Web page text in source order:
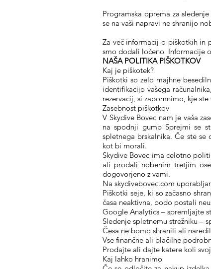
Programska oprema za
se na vaši napravi ne shranijo
Za več informacij o piškotkih in
smo dodali ločeno Informacije
NAŠA POLITIKA PIŠKOTKOV
Kaj je piškotek?
Piškotki so zelo majhne
identifikacijo vašega
rezervacij, si zapomnimo, kje
Zasebnost piškotkov
V Skydive Bovec nam je vaša
na spodnji gumb Sprejmi se
spletnega brskalnika. Če ste
kot bi morali.
Skydive Bovec ima celotno
ali prodali nobenim tretjim
dogovorjeno z vami.
Na skydivebovec.com
Piškotki seje, ki so začasno
časa neaktivna, bodo postali
Google Analytics – spremljajte
Sledenje spletnemu strežniku –
Česa ne bomo shranili ali
Vse finančne ali plačilne
Prodajte ali dajte katere koli
Kaj lahko hranimo